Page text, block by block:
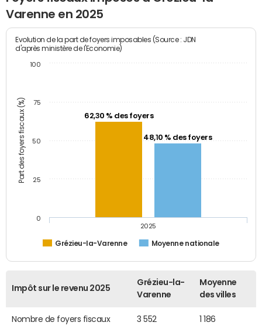
Varenne en 2025
Part des foyers fiscaux (%)
Evolution de la part de foyers imposables (Source : JDN
d'après ministère de l'Economie)
62,30 % des foyers
48,10 % des foyers
Grézieu-la-Varenne Moyenne nationale
2025
0
25
50
75
100
Impôt sur le revenu 2025
Grézieu-la-
Varenne
Moyenne
des villes
Nombre de foyers fiscaux 3 552 1 186